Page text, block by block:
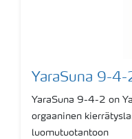
YaraSuna 9-4-
YaraSuna 9-4-2 on
orgaaninen
luomutuotantoon